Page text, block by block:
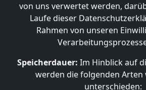
von uns verwertet werden,
Laufe dieser
Rahmen von unseren
Speicherdauer: Im Hinblick auf
werden die folgenden Arten
unterschieden: